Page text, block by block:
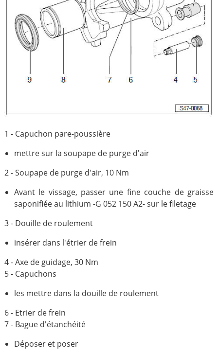
1 - Capuchon pare-poussière
mettre sur la soupape de purge d'air
2 - Soupape de purge d'air, 10 Nm
Avant le vissage, passer une fine couche de graisse
saponifiée au lithium -G 052 150 A2- sur le filetage
3 - Douille de roulement
insérer dans l'étrier de frein
4 - Axe de guidage, 30 Nm
5 - Capuchons
les mettre dans la douille de roulement
6 - Etrier de frein
7 - Bague d'étanchéité
Déposer et poser